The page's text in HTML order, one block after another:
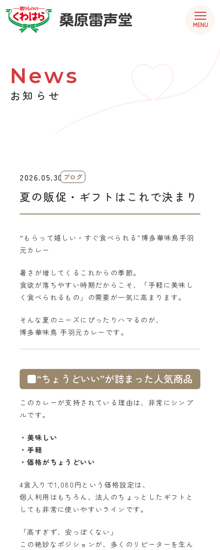
MENU
お知らせ
News
2026.05.30 ブログ
夏の販促・ギフトはこれで決まり
“もらって嬉しい・すぐ食べられる”博多華味鳥手羽
元カレー
暑さが増してくるこれからの季節。
食欲が落ちやすい時期だからこそ、「手軽に美味し
く食べられるもの」の需要が一気に高まります。
そんな夏のニーズにぴったりハマるのが、
博多華味鳥 手羽元カレーです。
■“ちょうどいい”が詰まった人気商品
このカレーが支持されている理由は、非常にシンプ
ルです。
・美味しい
・手軽
・価格がちょうどいい
4食入りで1,080円という価格設定は、
個人利用はもちろん、法人のちょっとしたギフトと
しても非常に使いやすいラインです。
「高すぎず、安っぽくない」
この絶妙なポジションが、多くのリピーターを生ん